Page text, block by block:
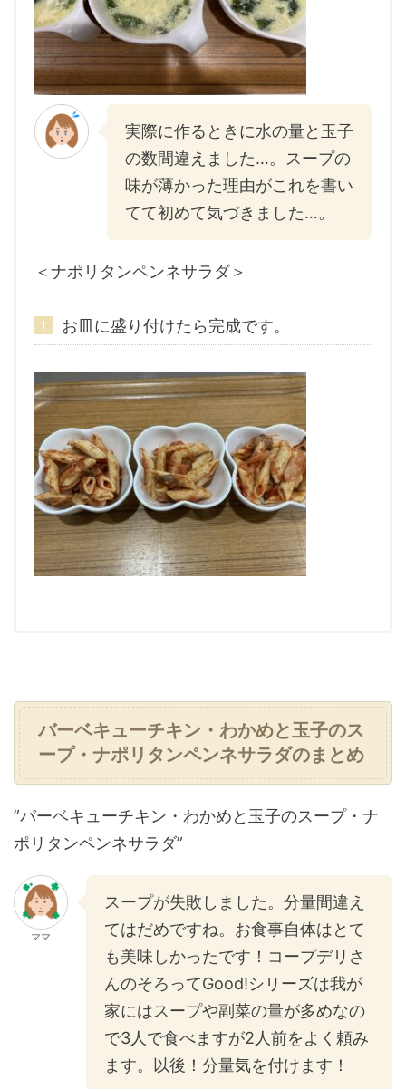
実際に作るときに水の量と玉子
の数間違えました…。スープの
味が薄かった理由がこれを書い
てて初めて気づきました…。
＜ナポリタンペンネサラダ＞
お皿に盛り付けたら完成です。
バーベキューチキン・わかめと玉子のス
ープ・ナポリタンペンネサラダのまとめ
”バーベキューチキン・わかめと玉子のスープ・ナ
ポリタンペンネサラダ”
ママ
スープが失敗しました。分量間違え
てはだめですね。お食事自体はとて
も美味しかったです！コープデリさ
んのそろってGood!シリーズは我が
家にはスープや副菜の量が多めなの
で3人で食べますが2人前をよく頼み
ます。以後！分量気を付けます！